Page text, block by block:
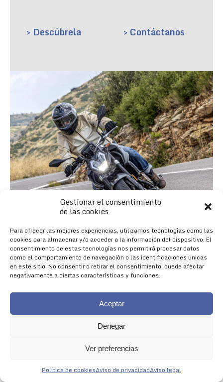
Gestionar el consentimiento
de las cookies
Para ofrecer las mejores experiencias, utilizamos tecnologías como las
cookies para almacenar y/o acceder a la información del dispositivo. El
consentimiento de estas tecnologías nos permitirá procesar datos
como el comportamiento de navegación o las identificaciones únicas
en este sitio. No consentir o retirar el consentimiento, puede afectar
negativamente a ciertas características y funciones.
Aceptar
Denegar
Ver preferencias
Política de cookiesAviso de privacidadAviso legal
> Descúbrela > Contáctanos
NACIDA PARA IMPRESIONAR